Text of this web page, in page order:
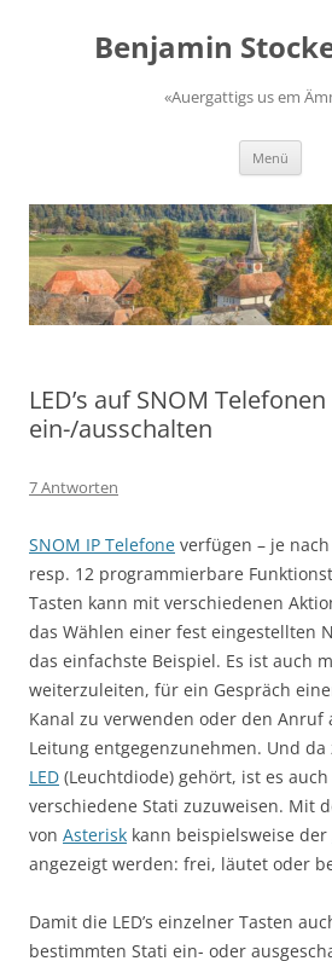
springenBenjamin
«Auergattigs us em
Menü
LED’s auf SNOM Telefonen
ein-/ausschalten
7 Antworten
SNOM IP Telefone verfügen – je
resp. 12 programmierbare
Tasten kann mit verschiedenen
das Wählen einer fest eingestellten
das einfachste Beispiel. Es ist auch
weiterzuleiten, für ein Gespräch
Kanal zu verwenden oder den Anruf
Leitung entgegenzunehmen. Und da
LED (Leuchtdiode) gehört, ist es
verschiedene Stati zuzuweisen. Mit
von Asterisk kann beispielsweise der
angezeigt werden: frei, läutet oder
Damit die LED’s einzelner Tasten
bestimmten Stati ein- oder